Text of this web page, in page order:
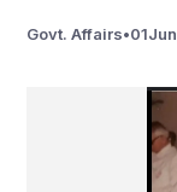
Govt. Affairs•01Jun